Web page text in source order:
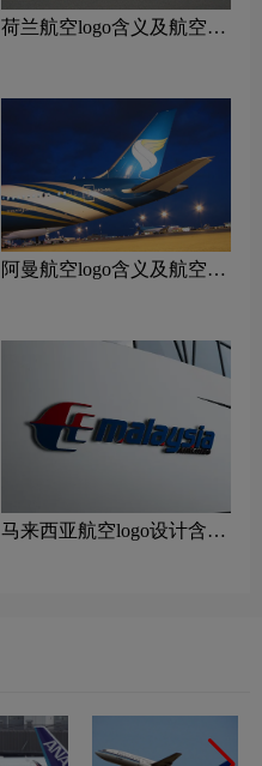
荷兰航空logo含义及航空品
阿曼航空logo含义及航空品
马来西亚航空logo设计含义